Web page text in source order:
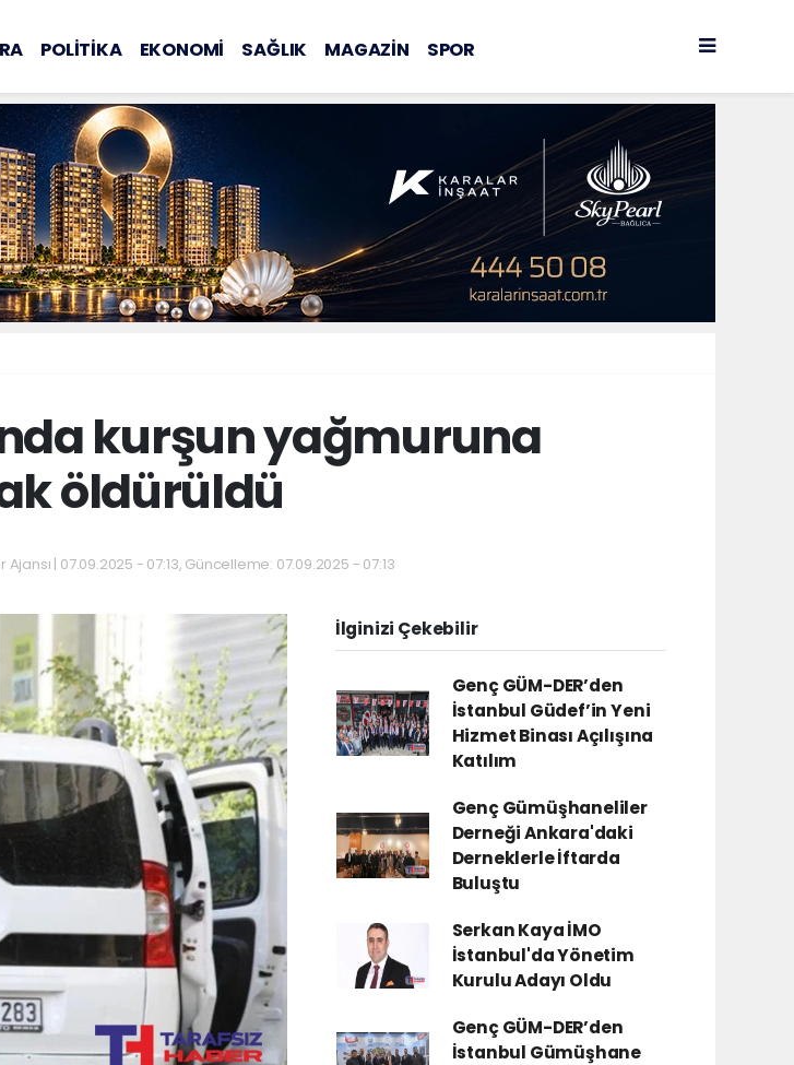
POLİTİKA EKONOMİ SAĞLIK MAGAZİN SPOR
kurşun yağmuruna
öldürüldü
| 07.09.2025 - 07:13, Güncelleme: 07.09.2025 - 07:13
İlginizi Çekebilir
Genç GÜM-DER’den
İstanbul Güdef’in Yeni
Hizmet Binası Açılışına
Katılım
Genç Gümüşhaneliler
Derneği Ankara'daki
Derneklerle İftarda
Buluştu
Serkan Kaya İMO
İstanbul'da Yönetim
Kurulu Adayı Oldu
Genç GÜM-DER’den
İstanbul Gümüşhane